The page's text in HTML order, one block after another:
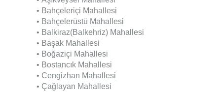
• Bahçeleriçi Mahallesi
• Bahçelerüstü Mahallesi
• Balkiraz(Balkehriz) Mahallesi
• Başak Mahallesi
• Boğaziçi Mahallesi
• Bostancık Mahallesi
• Cengizhan Mahallesi
• Çağlayan Mahallesi